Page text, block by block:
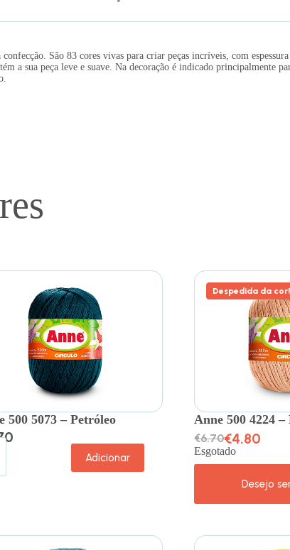
São 83 cores vivas para criar peças incríveis, com
a sua peça leve e suave. Na decoração é indicado principalmente
500 5073 – Petróleo
Adicionar
Despedida da cor!
Anne 500 4224 –
€6.70€4.80
Esgotado